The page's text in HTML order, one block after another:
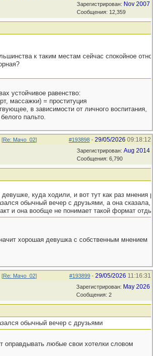
Зарегистрирован: Nov 2007
Сообщения: 12,359
к таким местам сейчас спокойное
устойчивое равенство:
массажки) = проституция
в зависимости от личного воспитания,
пальто.
#193898 - 29/05/2026 09:18:12
[Re: Мачо_02]
Зарегистрирован: Aug 2014
Сообщения: 6,790
девушке, куда ходили, и вот тут как раз мнения
обычный вечер с друзьями, а она сказала,
и она вообще не понимает такой формат
хорошая девушка с собственным мнением
#193899 - 29/05/2026 11:16:31
[Re: Мачо_02]
Зарегистрирован: May 2026
Сообщения: 2
обычный вечер с друзьями
оправдывать любые свои хотелки словом